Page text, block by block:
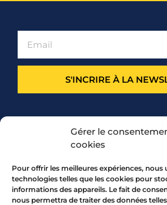
Gérer le
cookies
Pour offrir les meilleures expériences, nous
technologies telles que les cookies pour
informations des appareils. Le fait de
nous permettra de traiter des données
S'INCRIRE À LA